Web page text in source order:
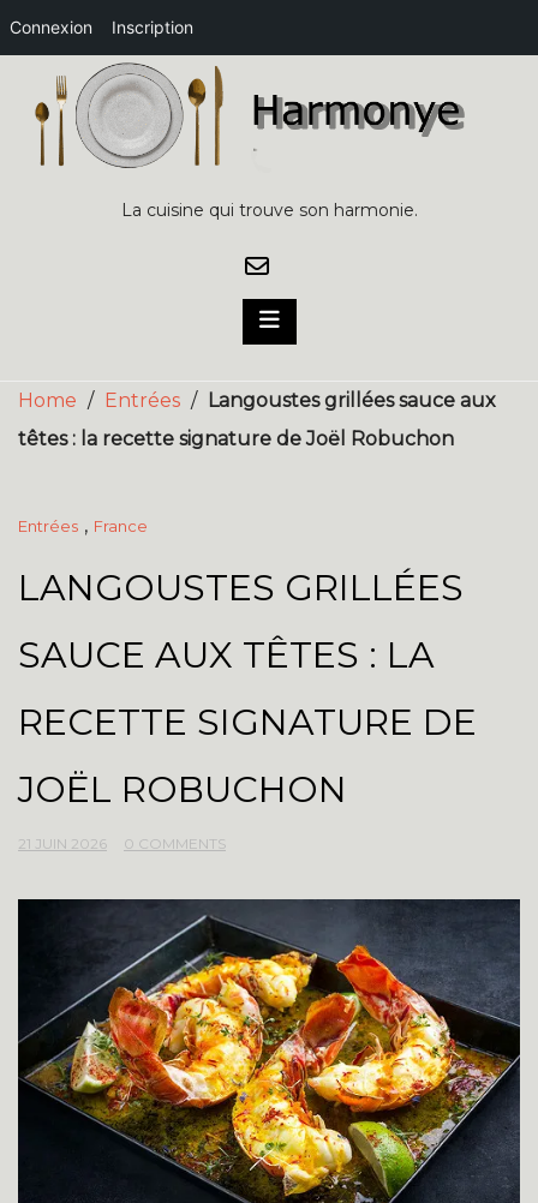
Connexion Inscription
content
La cuisine qui trouve son harmonie.
Home / Entrées /
Langoustes grillées sauce aux
têtes : la recette signature de Joël Robuchon
Entrées , France
LANGOUSTES GRILLÉES
SAUCE AUX TÊTES : LA
RECETTE SIGNATURE DE
JOËL ROBUCHON
21 JUIN 2026 0 COMMENTS